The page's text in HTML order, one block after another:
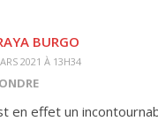
BURGO
2021 À 13H34
en effet un